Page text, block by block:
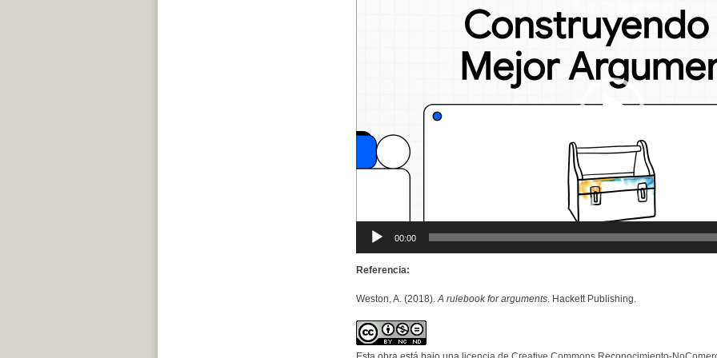
00:00
Referencia:
Weston, A. (2018).A rulebook for arguments. Hackett Publishing.